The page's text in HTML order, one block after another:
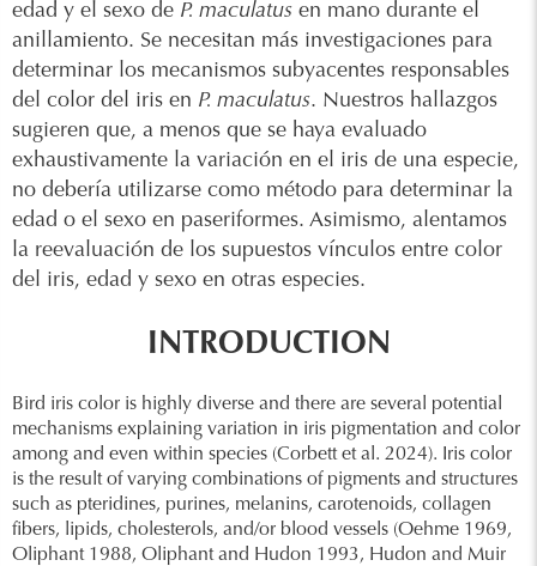
edad y el sexo de P. maculatus en mano durante el
anillamiento. Se necesitan más investigaciones para
determinar los mecanismos subyacentes responsables
del color del iris en P. maculatus. Nuestros hallazgos
sugieren que, a menos que se haya evaluado
exhaustivamente la variación en el iris de una especie,
no debería utilizarse como método para determinar la
edad o el sexo en paseriformes. Asimismo, alentamos
la reevaluación de los supuestos vínculos entre color
del iris, edad y sexo en otras especies.
INTRODUCTION
Bird iris color is highly diverse and there are several potential
mechanisms explaining variation in iris pigmentation and color
among and even within species (Corbett et al. 2024). Iris color
is the result of varying combinations of pigments and structures
such as pteridines, purines, melanins, carotenoids, collagen
fibers, lipids, cholesterols, and/or blood vessels (Oehme 1969,
Oliphant 1988, Oliphant and Hudon 1993, Hudon and Muir